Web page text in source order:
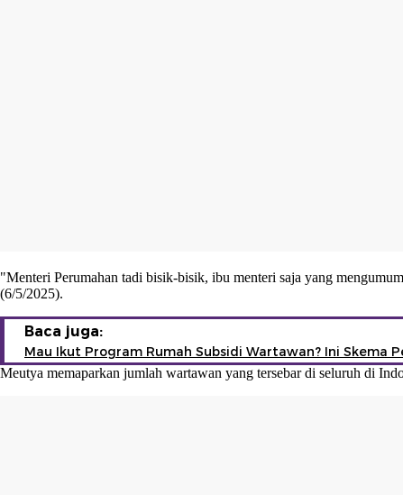
"Menteri Perumahan tadi bisik-bisik, ibu menteri saja yang
(6/5/2025).
Baca juga:
Mau Ikut Program Rumah Subsidi Wartawan? Ini Skema
Meutya memaparkan jumlah wartawan yang tersebar di seluruh di